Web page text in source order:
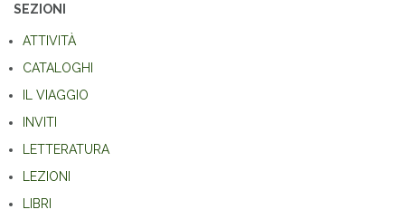
SEZIONI
ATTIVITÀ
CATALOGHI
IL VIAGGIO
INVITI
LETTERATURA
LEZIONI
LIBRI